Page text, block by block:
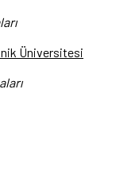
Üniversitesi